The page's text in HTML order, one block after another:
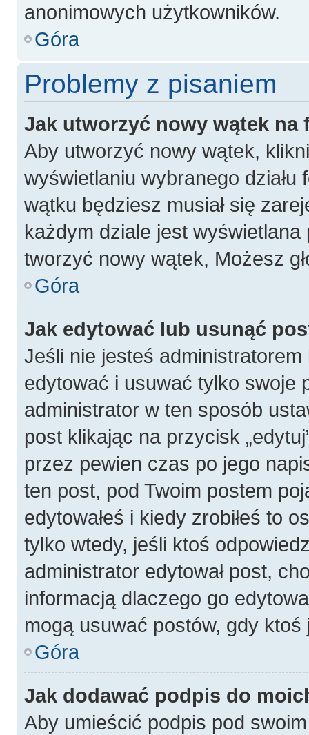
anonimowych użytkowników.
Góra
Problemy z pisaniem
Jak utworzyć nowy wątek na
Aby utworzyć nowy wątek,
wyświetlaniu wybranego
wątku będziesz musiał się
każdym dziale jest wyświetlana
tworzyć nowy wątek, Możesz
Góra
Jak edytować lub usunąć
Jeśli nie jesteś
edytować i usuwać tylko swoje
administrator w ten sposób
post klikając na przycisk
przez pewien czas po jego
ten post, pod Twoim postem
edytowałeś i kiedy zrobiłeś to
tylko wtedy, jeśli ktoś
administrator edytował post,
informacją dlaczego go
mogą usuwać postów, gdy ktoś
Góra
Jak dodawać podpis do
Aby umieścić podpis pod